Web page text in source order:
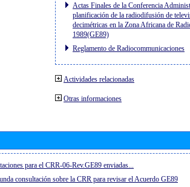
Actas Finales de la Conferencia
planificación de la radiodifusión de
decimétricas en la Zona Africana de
1989(GE89)
Reglamento de Radiocommunicaciones
Actividades relacionadas
Otras informaciones
para el CRR-06-Rev.GE89 enviadas...
consultación sobre la CRR para revisar el Acuerdo GE89